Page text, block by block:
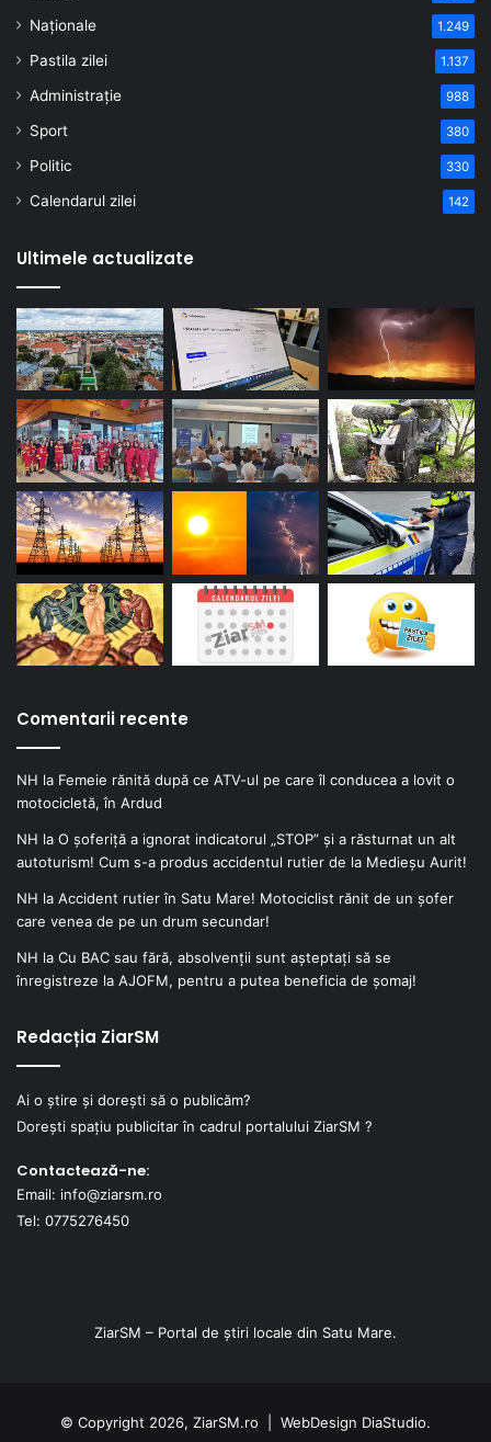
Naționale 1.249
Pastila zilei 1.137
Administrație 988
Sport 380
Politic 330
Calendarul zilei 142
Ultimele actualizate
Comentarii recente
NH la Femeie rănită după ce ATV-ul pe care îl conducea a lovit o
motocicletă, în Ardud
NH la O șoferiță a ignorat indicatorul „STOP” și a răsturnat un alt
autoturism! Cum s-a produs accidentul rutier de la Medieșu Aurit!
NH la Accident rutier în Satu Mare! Motociclist rănit de un șofer
care venea de pe un drum secundar!
NH la Cu BAC sau fără, absolvenții sunt așteptați să se
înregistreze la AJOFM, pentru a putea beneficia de șomaj!
Redacția ZiarSM
Ai o știre și dorești să o publicăm?
Dorești spațiu publicitar în cadrul portalului ZiarSM ?
Contactează-ne:
Email: info@ziarsm.ro
Tel: 0775276450
ZiarSM – Portal de știri locale din Satu Mare.
© Copyright 2026, ZiarSM.ro | WebDesign DiaStudio.